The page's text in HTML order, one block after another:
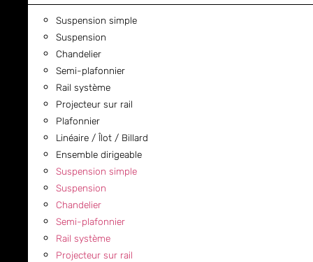
Suspension simple
Suspension
Chandelier
Semi-plafonnier
Rail système
Projecteur sur rail
Plafonnier
Linéaire / Îlot / Billard
Ensemble dirigeable
Suspension simple
Suspension
Chandelier
Semi-plafonnier
Rail système
Projecteur sur rail